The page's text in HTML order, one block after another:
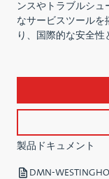
ンスやトラブルシ
なサービスツールを
り、国際的な安全性
製品ドキュメント
DMN-